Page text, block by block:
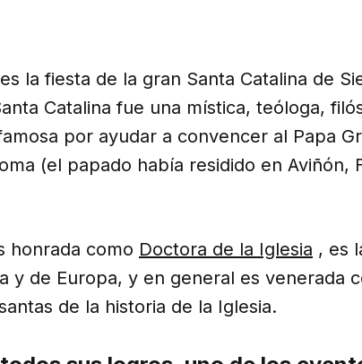
la fiesta de la gran Santa Catalina de
Catalina fue una mística, teóloga,
por ayudar a convencer al Papa
(el papado había residido en Aviñón,
honrada como Doctora de la Iglesia , es
y de Europa, y en general es venerada
de la historia de la Iglesia.